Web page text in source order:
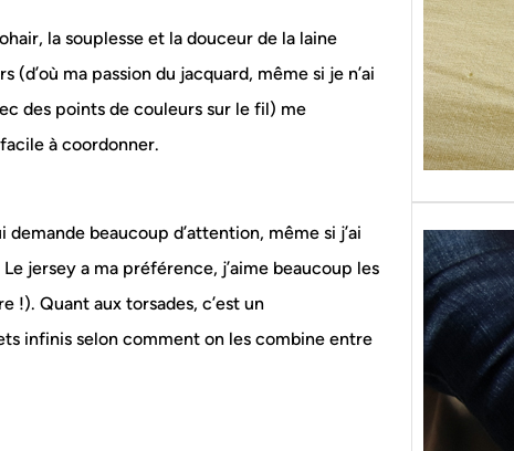
la souplesse et la douceur de la laine
ma passion du jacquard, même si je n’ai
des points de couleurs sur le fil) me
à coordonner.
beaucoup d’attention, même si j’ai
jersey a ma préférence, j’aime beaucoup les
!). Quant aux torsades, c’est un
infinis selon comment on les combine entre